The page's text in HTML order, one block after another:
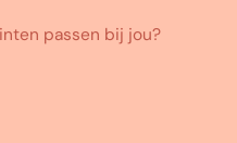
passen bij jou?